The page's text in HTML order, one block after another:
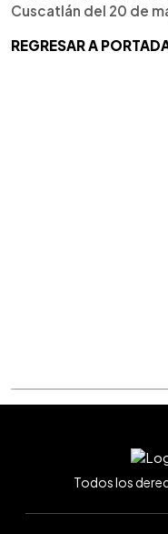
Cuscatlán del 20 de
REGRESAR A
Todos los